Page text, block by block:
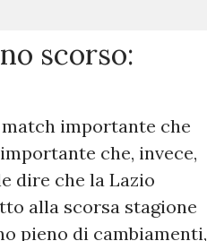
scorso:
importante che
che, invece,
dire che la Lazio
alla scorsa stagione
pieno di cambiamenti,